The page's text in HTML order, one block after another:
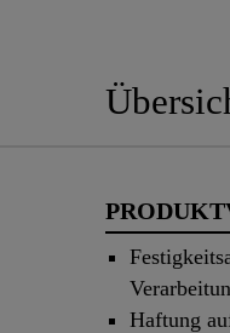
Haftung